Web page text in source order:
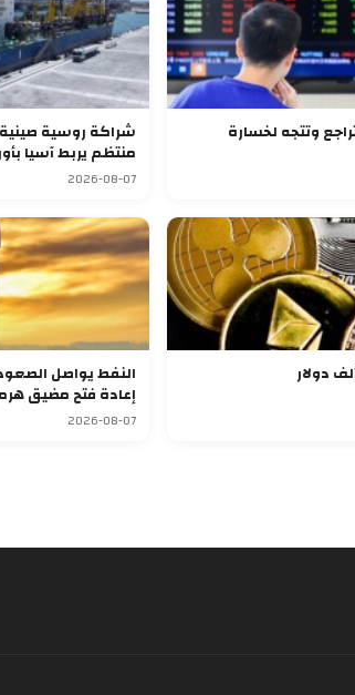
الأسهم الكورية تواصل التراجع وتتجه لخسارة
منتظم يربط آسيا
2026-08-07
النفط يواصل
إعادة فتح مضيق
2026-08-07